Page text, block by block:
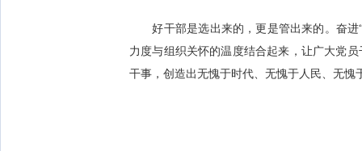
好干部是选出来的，更是管出来的。奋进“
力度与组织关怀的温度结合起来，让广大党
干事，创造出无愧于时代、无愧于人民、无愧